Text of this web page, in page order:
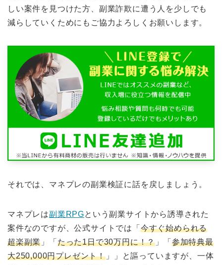
しい案件を見つけた方、副業詐欺に遭う人を少しでも
減らしていくためにもご協力よろしくお願いします。
それでは、マネプレの副業検証に話を戻しましょう。
マネプレは副業RPGという副業サイトから誘導された
案件なのですが、公式サイトでは「 今すぐ始められる
超楽副業 」「 たった1日で30万円に！？ 」「 参加特典最
大250,000円プレゼント！ 」」と謳っていますが、一体